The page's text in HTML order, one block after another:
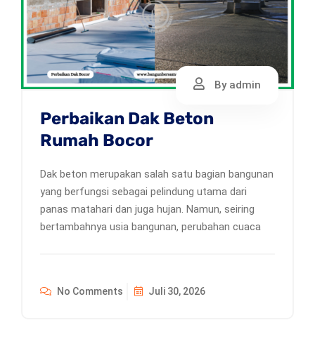
By admin
Perbaikan Dak Beton
Rumah Bocor
Dak beton merupakan salah satu bagian bangunan
yang berfungsi sebagai pelindung utama dari
panas matahari dan juga hujan. Namun, seiring
bertambahnya usia bangunan, perubahan cuaca
No Comments Juli 30, 2026